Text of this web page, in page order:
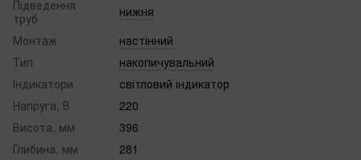
Підведення
труб
нижня
Монтаж
настінний
Тип
накопичувальний
Індикатори
світловий індикатор
Напруга, В
220
Висота, мм
396
Глибина, мм
281